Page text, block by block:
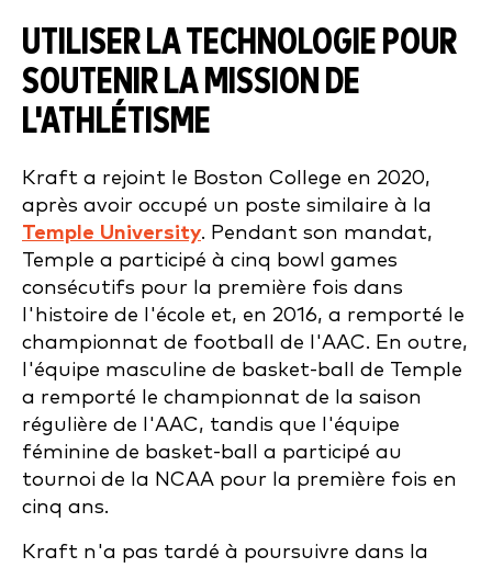
UTILISER LA TECHNOLOGIE POUR
SOUTENIR LA MISSION DE
L'ATHLÉTISME
Kraft a rejoint le Boston College en 2020,
après avoir occupé un poste similaire à la
Temple University. Pendant son mandat,
Temple a participé à cinq bowl games
consécutifs pour la première fois dans
l'histoire de l'école et, en 2016, a remporté le
championnat de football de l'AAC. En outre,
l'équipe masculine de basket-ball de Temple
a remporté le championnat de la saison
régulière de l'AAC, tandis que l'équipe
féminine de basket-ball a participé au
tournoi de la NCAA pour la première fois en
cinq ans.
Kraft n'a pas tardé à poursuivre dans la